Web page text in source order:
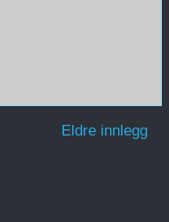
Eldre innlegg